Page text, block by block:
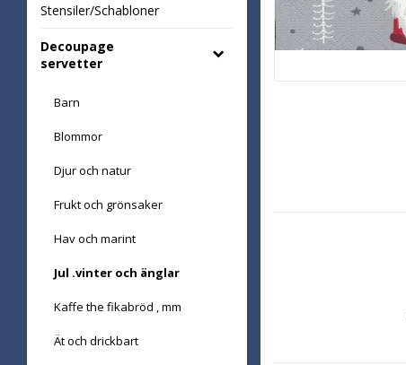
Stensiler/Schabloner
Decoupage
servetter
Barn
Blommor
Djur och natur
Frukt och grönsaker
Hav och marint
Jul .vinter och änglar
Kaffe the fikabröd , mm
Ät och drickbart